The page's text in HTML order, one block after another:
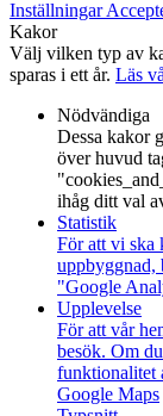
Inställningar
Kakor
Välj vilken typ av
sparas i ett år. Läs
Nödvändiga
Dessa kakor
över huvud
ihåg ditt val
Statistik
För att vi ska
uppbyggnad,
"Google
Upplevelse
För att vår
besök. Om
funktionalitet
Google Maps